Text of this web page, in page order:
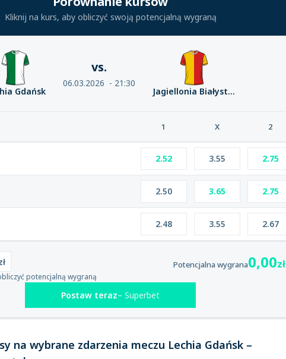
Kliknij na kurs, aby obliczyć swoją potencjalną wygraną
Gdańsk
vs.
06.03.2026 21:30
Jagiellonia Białystok
1 X 2
2.52 3.55 2.75
2.50 3.65 2.75
2.48 3.55 2.67
Potencjalna wygrana0,00zł
potencjalną wygraną
Postaw teraz Superbet
na wybrane zdarzenia meczu Lechia Gdańsk –